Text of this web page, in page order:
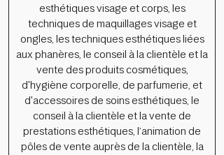
esthétiques visage et corps, les
techniques de maquillages visage et
ongles, les techniques esthétiques liées
aux phanères, le conseil à la clientèle et la
vente des produits cosmétiques,
d'hygiène corporelle, de parfumerie, et
d'accessoires de soins esthétiques, le
conseil à la clientèle et la vente de
prestations esthétiques, l’animation de
pôles de vente auprès de la clientèle, la